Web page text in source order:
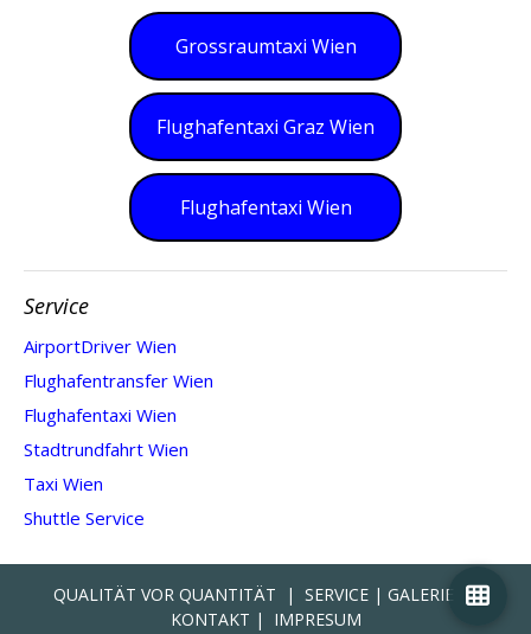
Grossraumtaxi Wien
Flughafentaxi Graz Wien
Flughafentaxi Wien
Service
AirportDriver Wien
Flughafentransfer Wien
Flughafentaxi Wien
Stadtrundfahrt Wien
Taxi Wien
Shuttle Service
QUALITÄT VOR QUANTITÄT | SERVICE | GALERIE
|
KONTAKT | IMPRESUM